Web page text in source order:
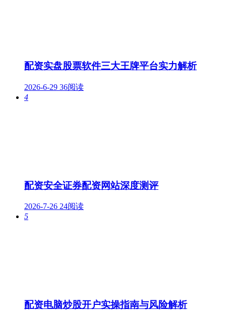
配资实盘股票软件三大王牌平台实力解析
2026-6-29 36阅读
4
配资安全证券配资网站深度测评
2026-7-26 24阅读
5
配资电脑炒股开户实操指南与风险解析